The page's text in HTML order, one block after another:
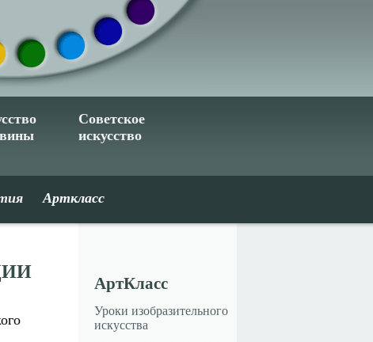
Советское
искусство
Арткласс
АртКласс
Уроки изобразительного
искусства